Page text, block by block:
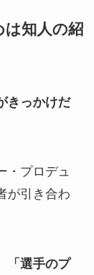
は知人の紹
きっかけだ
・プロデュ
が引き合わ
「選手のプ